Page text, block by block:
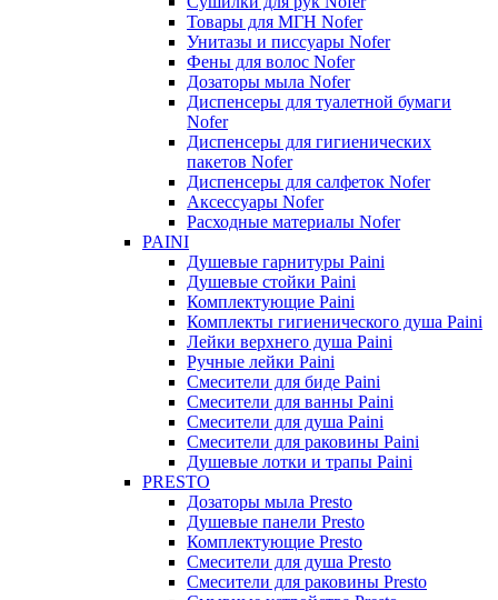
Товары для МГН Nofer
Унитазы и писсуары Nofer
Фены для волос Nofer
Дозаторы мыла Nofer
Диспенсеры для туалетной бумаги
Nofer
Диспенсеры для гигиенических
пакетов Nofer
Диспенсеры для салфеток Nofer
Аксессуары Nofer
Расходные материалы Nofer
PAINI
Душевые гарнитуры Paini
Душевые стойки Paini
Комплектующие Paini
Комплекты гигиенического душа Paini
Лейки верхнего душа Paini
Ручные лейки Paini
Смесители для биде Paini
Смесители для ванны Paini
Смесители для душа Paini
Смесители для раковины Paini
Душевые лотки и трапы Paini
PRESTO
Дозаторы мыла Presto
Душевые панели Presto
Комплектующие Presto
Смесители для душа Presto
Смесители для раковины Presto